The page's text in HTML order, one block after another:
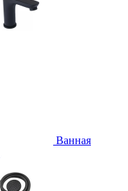
Ванная